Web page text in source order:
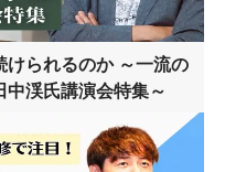
られるのか ～一流の
渓氏講演会特集～